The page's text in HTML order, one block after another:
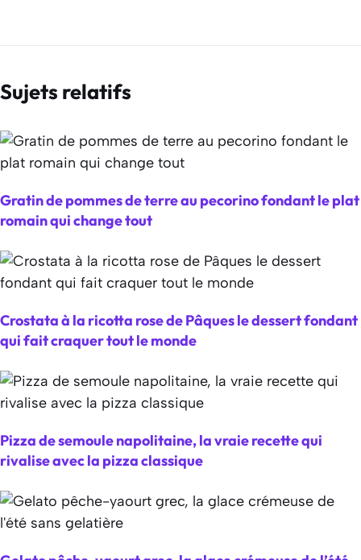
Sujets relatifs
Gratin de pommes de terre au pecorino fondant le plat
romain qui change tout
Crostata à la ricotta rose de Pâques le dessert fondant
qui fait craquer tout le monde
Pizza de semoule napolitaine, la vraie recette qui
rivalise avec la pizza classique